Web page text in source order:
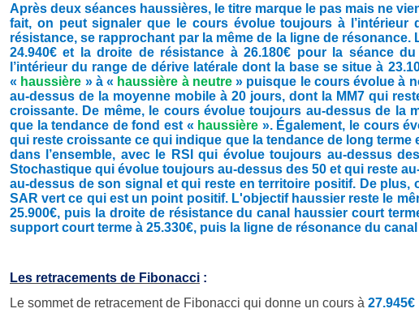
Après deux séances haussières, le titre marque le pas mais ne
fait, on peut signaler que le cours évolue toujours à
résistance, se rapprochant par la même de la ligne de
24.940€ et la droite de résistance à 26.180€ pour la séance
l’intérieur du range de dérive latérale dont la base se situe à
« haussière » à « haussière à neutre » puisque le cours évolue à
au-dessus de la moyenne mobile à 20 jours, dont la MM7 qui
croissante. De même, le cours évolue toujours au-dessus de
que la tendance de fond est « haussière ». Également, le cours
qui reste croissante ce qui indique que la tendance de long terme
dans l’ensemble, avec le RSI qui évolue toujours au-dessus
Stochastique qui évolue toujours au-dessus des 50 et qui reste
au-dessus de son signal et qui reste en territoire positif. De
SAR vert ce qui est un point positif. L'objectif haussier reste le
25.900€, puis la droite de résistance du canal haussier court
support court terme à 25.330€, puis la ligne de résonance du
Les retracements de Fibonacci :
Le sommet de retracement de Fibonacci qui donne un cours à 27.945€